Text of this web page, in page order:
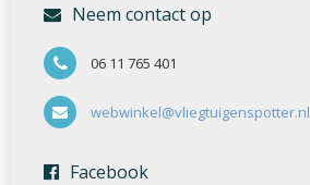
Neem contact op
06 11 765 401
webwinkel@vliegtuigenspotter.nl
Facebook